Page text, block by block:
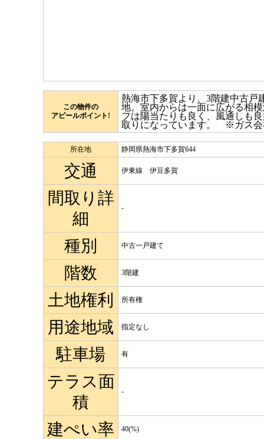
この物件の
アピールポイント!
熱海市下多賀より、3階建中古戸
地。室内からは一面に広がる相
フは陽当たりも良く、風通しも
取りになっています。 ※ガス会
所在地 静岡県熱海市下多賀644
交通 伊東線 伊豆多賀
間取り詳
細
-
種別 中古一戸建て
階数 3階建
土地権利 所有権
用途地域 指定なし
駐車場 有
テラス面
積
-
建ぺい率 40(%)